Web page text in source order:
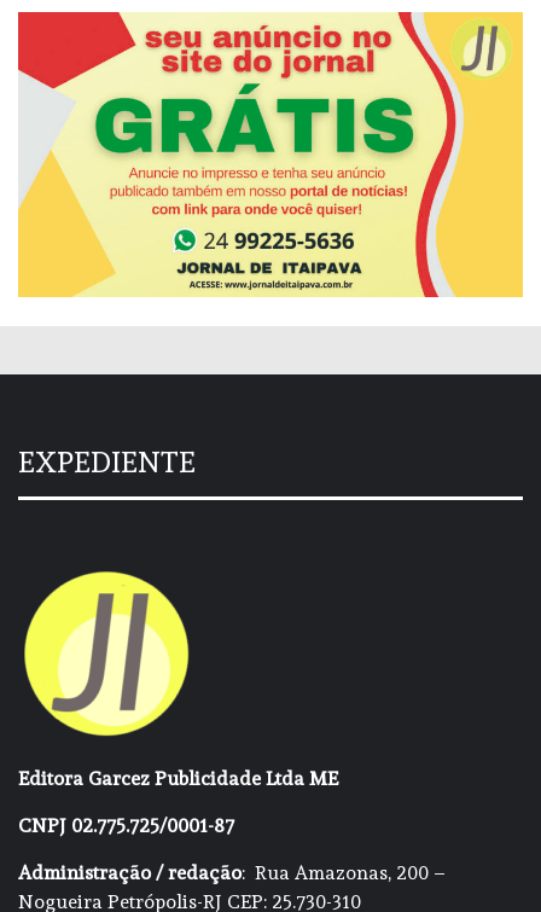
EXPEDIENTE
Editora Garcez Publicidade Ltda ME
CNPJ 02.775.725/0001-87
Administração / redação: Rua Amazonas, 200 –
Nogueira Petrópolis-RJ CEP: 25.730-310